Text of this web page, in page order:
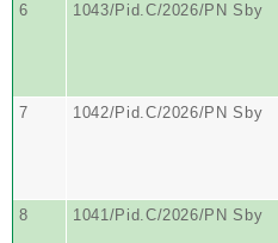
6 1043/Pid.C/2026/PN Sby
7 1042/Pid.C/2026/PN Sby
8 1041/Pid.C/2026/PN Sby